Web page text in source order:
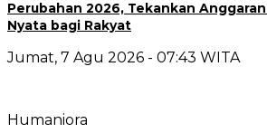
Perubahan 2026, Tekankan
Nyata bagi Rakyat
Jumat, 7 Agu 2026 - 07:43 WITA
Humaniora